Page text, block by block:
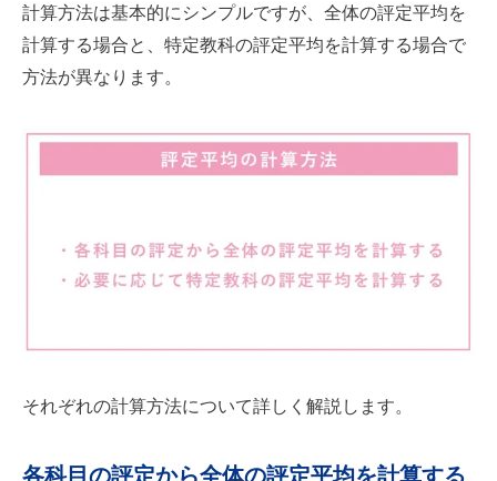
計算方法は基本的にシンプルですが、全体の評定平均を
計算する場合と、特定教科の評定平均を計算する場合で
方法が異なります。
それぞれの計算方法について詳しく解説します。